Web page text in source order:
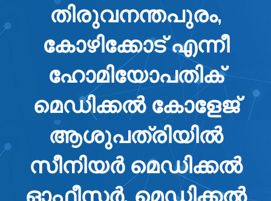
തിരുവനന്തപുരം,
കോഴിക്കോട് എന്നീ
ഹോമിയോപതിക്
മെഡിക്കൽ കോളേജ്
ആശുപത്രിയിൽ
സീനിയർ മെഡിക്കൽ
ഓഫീസർ, മെഡിക്കൽ